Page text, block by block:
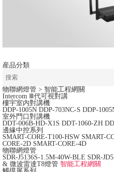
産品分類
物聯網燈管 > 智能工程網關
Intercom Ⅲ代可視對講
樓宇室内對講機
DDP-1005N DDP-703NC-S DDP-
室外門口對講機
DDT-006B-HD-X1S DDT-1060-ZH
邊緣中控系列
SMART-CORE-T100-HSW SMART-
CORE-2D SMART-CORE-4D
物聯網燈管
SDR-J5136S-1.5M-40W-BLE SDR-
& 微波雷達T8燈管 智能工程網關